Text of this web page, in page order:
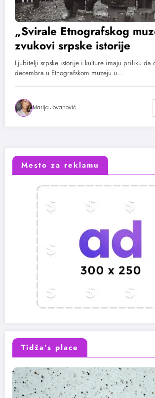
„Svirale Etnografskog
zvukovi srpske istorije
Ljubitelji srpske istorije i kulture imaju priliku da
decembra u Etnografskom muzeju u…
Marija Jovanović
Mesto za reklamu
Tidža’s place